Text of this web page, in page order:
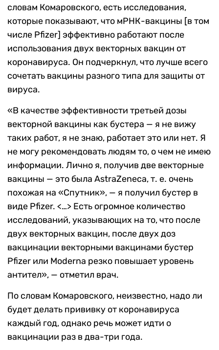
словам Комаровского, есть исследования,
которые показывают, что мРНК-вакцины [в том
числе Pfizer] эффективно работают после
использования двух векторных вакцин от
коронавируса. Он подчеркнул, что лучше всего
сочетать вакцины разного типа для защиты от
вируса.
«В качестве эффективности третьей дозы
векторной вакцины как бустера — я не вижу
таких работ, я не знаю, работает это или нет. Я
не могу рекомендовать людям то, о чем не имею
информации. Лично я, получив две векторные
вакцины — это была AstraZeneca, т. е. очень
похожая на «Спутник», — я получил бустер в
виде Pfizer. <…> Есть огромное количество
исследований, указывающих на то, что после
двух векторных вакцин, после двух доз
вакцинации векторными вакцинами бустер
Pfizer или Moderna резко повышает уровень
антител», — отметил врач.
По словам Комаровского, неизвестно, надо ли
будет делать прививку от коронавируса
каждый год, однако речь может идти о
вакцинации раз в два-три года.